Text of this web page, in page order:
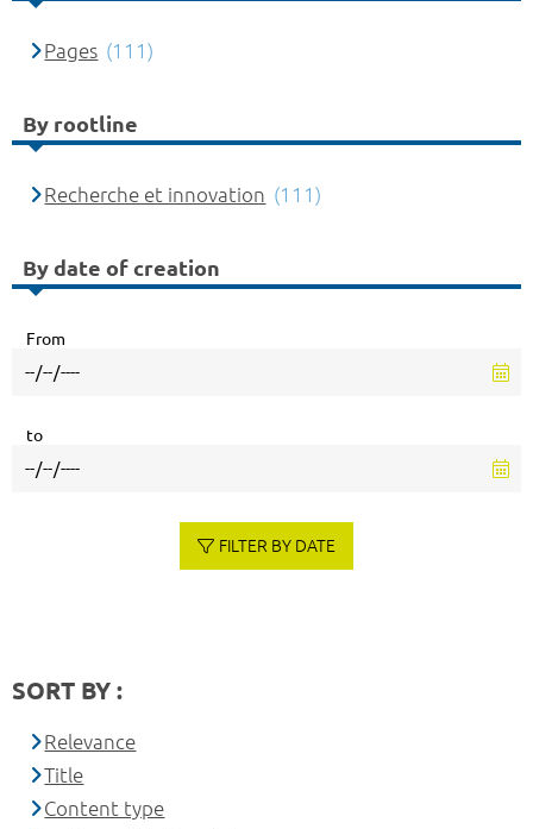
Pages (111)
By rootline
Recherche et innovation (111)
By date of creation
From
to
FILTER BY DATE
SORT BY :
Relevance
Title
Content type